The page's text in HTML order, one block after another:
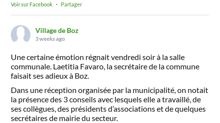
Voir sur Facebook · Partager
Village de Boz
3 weeks ago
Une certaine émotion régnait vendredi soir à la salle
communale. Laetitia Favaro, la secrétaire de la commune
faisait ses adieux à Boz.
Dans une réception organisée par la municipalité, on notait
la présence des 3 conseils avec lesquels elle a travaillé, de
ses collègues, des présidents d’associations et de quelques
secrétaires de mairie du secteur.